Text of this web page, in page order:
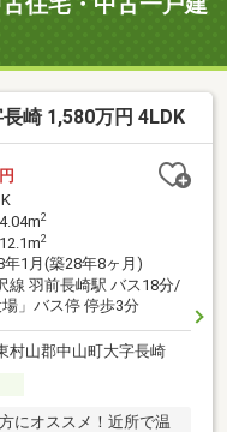
崎 1,580万円 4LDK
2
2
年1月(築28年8ヶ月)
線 羽前長崎駅 バス18分/
場」バス停 停歩3分
村山郡中山町大字長崎
にオススメ！近所で温